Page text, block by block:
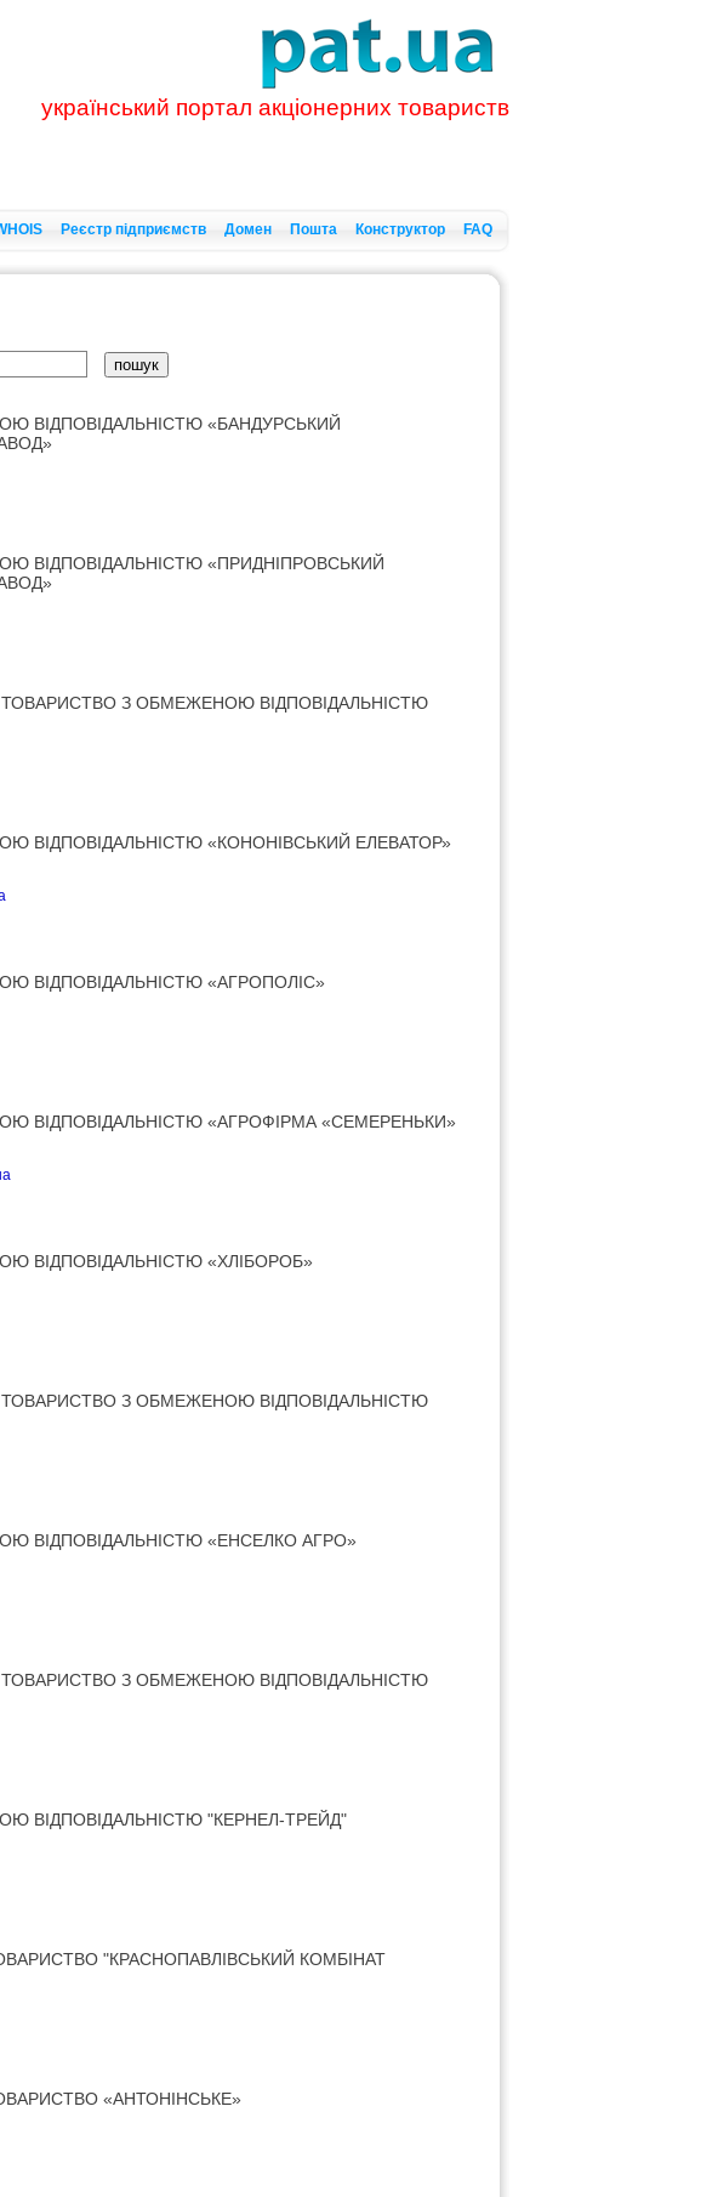
український портал акціонерних товариств
Реєстр підприємств Домен Пошта Конструктор FAQ
ВІДПОВІДАЛЬНІСТЮ «БАНДУРСЬКИЙ
ВІДПОВІДАЛЬНІСТЮ «ПРИДНІПРОВСЬКИЙ
З ОБМЕЖЕНОЮ ВІДПОВІДАЛЬНІСТЮ
ВІДПОВІДАЛЬНІСТЮ «КОНОНІВСЬКИЙ ЕЛЕВАТОР»
ВІДПОВІДАЛЬНІСТЮ «АГРОПОЛІС»
ВІДПОВІДАЛЬНІСТЮ «АГРОФІРМА «СЕМЕРЕНЬКИ»
ВІДПОВІДАЛЬНІСТЮ «ХЛІБОРОБ»
З ОБМЕЖЕНОЮ ВІДПОВІДАЛЬНІСТЮ
ВІДПОВІДАЛЬНІСТЮ «ЕНСЕЛКО АГРО»
З ОБМЕЖЕНОЮ ВІДПОВІДАЛЬНІСТЮ
ВІДПОВІДАЛЬНІСТЮ "КЕРНЕЛ-ТРЕЙД"
"КРАСНОПАВЛІВСЬКИЙ КОМБІНАТ
«АНТОНІНСЬКЕ»